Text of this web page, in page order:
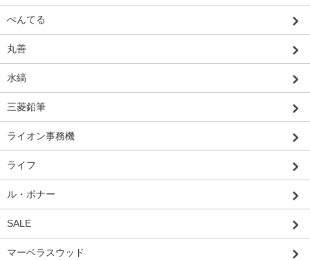
ぺんてる
丸善
水縞
三菱鉛筆
ライオン事務機
ライフ
ル・ボナー
SALE
マーベラスウッド